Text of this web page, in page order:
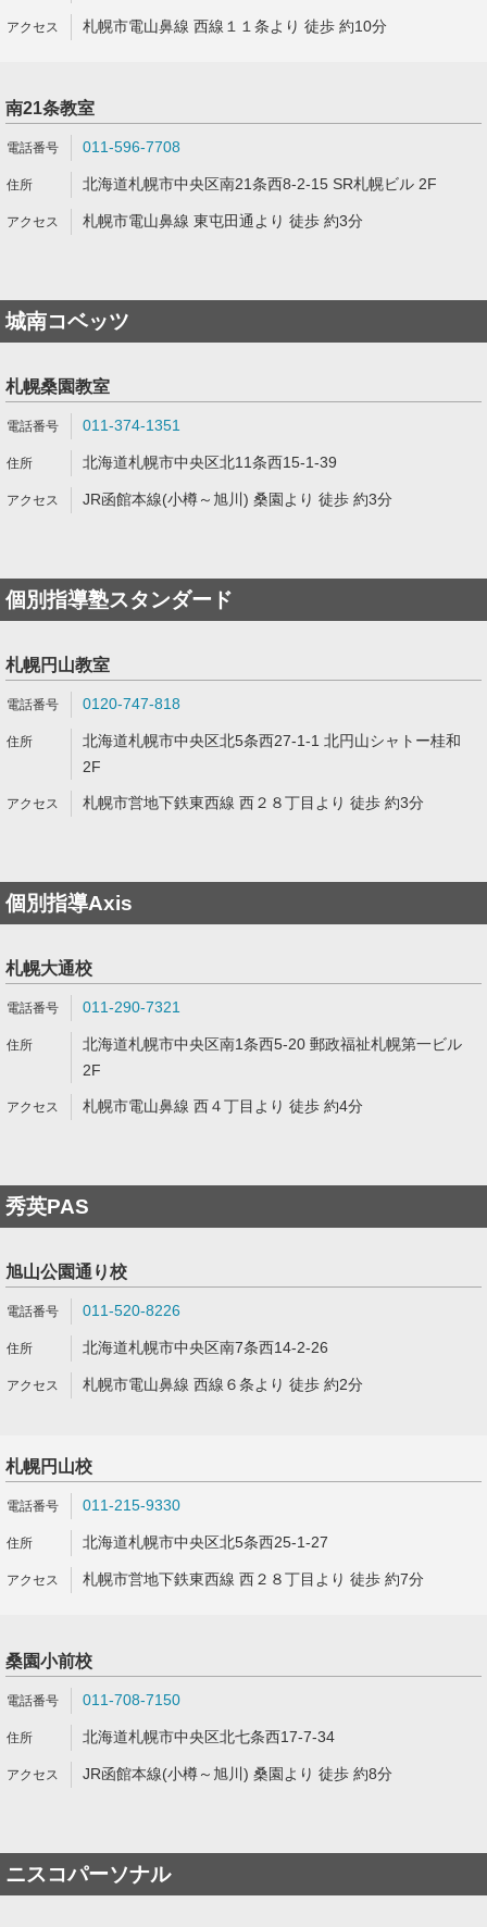
札幌市電山鼻線 西線１１条より 徒歩 約10分
南21条教室
011-596-7708
北海道札幌市中央区南21条西8-2-15 SR札幌ビル 2F
札幌市電山鼻線 東屯田通より 徒歩 約3分
城南コベッツ
札幌桑園教室
011-374-1351
北海道札幌市中央区北11条西15-1-39
JR函館本線(小樽～旭川) 桑園より 徒歩 約3分
個別指導塾スタンダード
札幌円山教室
0120-747-818
北海道札幌市中央区北5条西27-1-1 北円山シャトー桂和
2F
札幌市営地下鉄東西線 西２８丁目より 徒歩 約3分
個別指導Axis
札幌大通校
011-290-7321
北海道札幌市中央区南1条西5-20 郵政福祉札幌第一ビル
2F
札幌市電山鼻線 西４丁目より 徒歩 約4分
秀英PAS
旭山公園通り校
011-520-8226
北海道札幌市中央区南7条西14-2-26
札幌市電山鼻線 西線６条より 徒歩 約2分
札幌円山校
011-215-9330
北海道札幌市中央区北5条西25-1-27
札幌市営地下鉄東西線 西２８丁目より 徒歩 約7分
桑園小前校
011-708-7150
北海道札幌市中央区北七条西17-7-34
JR函館本線(小樽～旭川) 桑園より 徒歩 約8分
ニスコパーソナル